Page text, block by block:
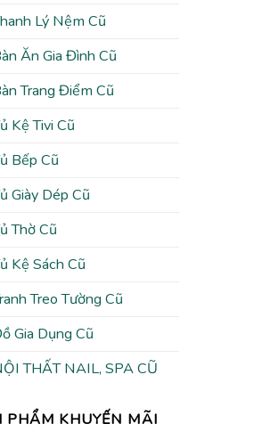
Lý Nệm Cũ
Ăn Gia Đình Cũ
Trang Điểm Cũ
Kệ Tivi Cũ
Bếp Cũ
Giày Dép Cũ
Thờ Cũ
Kệ Sách Cũ
Treo Tường Cũ
Gia Dụng Cũ
THẤT NAIL, SPA CŨ
PHẨM KHUYẾN MÃI